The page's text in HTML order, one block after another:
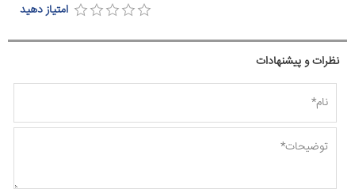
امتیاز دهید
نظرات و پیشنهادات